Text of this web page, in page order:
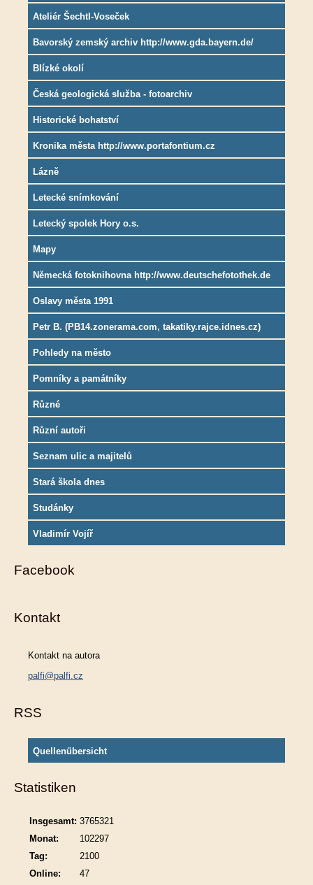
Ateliér Šechtl-Voseček
Bavorský zemský archiv http://www.gda.bayern.de/
Blízké okolí
Česká geologická služba - fotoarchiv
Historické bohatství
Kronika města http://www.portafontium.cz
Lázně
Letecké snímkování
Letecký spolek Hory o.s.
Mapy
Německá fotoknihovna http://www.deutschefotothek.de
Oslavy města 1991
Petr B. (PB14.zonerama.com, takatiky.rajce.idnes.cz)
Pohledy na město
Pomníky a památníky
Různé
Různí autoři
Seznam ulic a majitelů
Stará škola dnes
Studánky
Vladimír Vojíř
Facebook
Kontakt
Kontakt na autora
palfi@palfi.cz
RSS
Quellenübersicht
Statistiken
Online: 47
Insgesamt: 3765321
Monat:
102297
Tag:
2100